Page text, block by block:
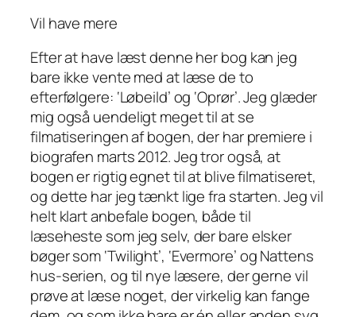
Vil have mere
Efter at have læst denne her bog kan jeg
bare ikke vente med at læse de to
efterfølgere: ‘Løbeild’ og ‘Oprør’. Jeg glæder
mig også uendeligt meget til at se
filmatiseringen af bogen, der har premiere i
biografen marts 2012. Jeg tror også, at
bogen er rigtig egnet til at blive filmatiseret,
og dette har jeg tænkt lige fra starten. Jeg vil
helt klart anbefale bogen, både til
læseheste som jeg selv, der bare elsker
bøger som ‘Twilight’, ‘Evermore’ og Nattens
hus-serien, og til nye læsere, der gerne vil
prøve at læse noget, der virkelig kan fange